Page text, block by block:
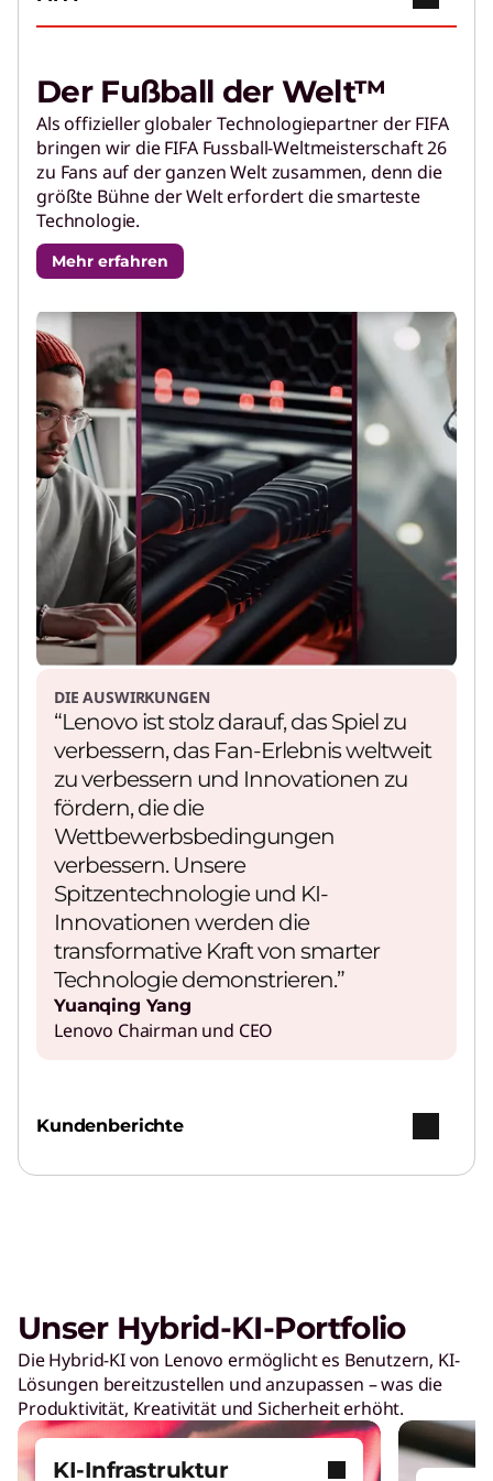
Stellen Sie KI mit diesen Geräten,
Infrastruktur, Lösungen und Services
im gesamten Unternehmen bereit.
Video abspielen
Innovation beschleunigen
Erfahren Sie mehr über den Lenovo Hybrid AI
Einführung und Change
Management
Schnelle Einführung von KI mit bewährten
Frameworks und Tools.
Expertenhilfe anfordern
Beschleunigen Sie die Ergebnisse aus
agentischer KI mit Hilfe von Lenovo Services.
Entdecken Sie einen 'cooleren' Ansatz,
um die Zukunft der KI voranzutreiben.
Video abspielen
Nachhaltigkeit vereinfachen
Legen Sie Ihre Grundlinie für messbare
Fortschritte fest.
Stromverbrauch reduzieren
Flüssigkeitskühlung
Erfahren Sie, wie Lenovo KI-PCs Sie
Der Fußball der Welt™
Als offizieller globaler Technologiepartner der FIFA
bringen wir die FIFA Fussball-Weltmeisterschaft 26
zu Fans auf der ganzen Welt zusammen, denn die
größte Bühne der Welt erfordert die smarteste
Technologie.
Mehr erfahren
DIE AUSWIRKUNGEN
“Lenovo ist stolz darauf, das Spiel zu
verbessern, das Fan-Erlebnis weltweit
zu verbessern und Innovationen zu
fördern, die die
Wettbewerbsbedingungen
verbessern. Unsere
Spitzentechnologie und KI-
Innovationen werden die
transformative Kraft von smarter
Technologie demonstrieren.”
Yuanqing Yang
Lenovo Chairman und CEO
Kundenberichte
Unser Hybrid-KI-Portfolio
Die Hybrid-KI von Lenovo ermöglicht es Benutzern, KI-
Lösungen bereitzustellen und anzupassen – was die
Produktivität, Kreativität und Sicherheit erhöht.
KI-Infrastruktur